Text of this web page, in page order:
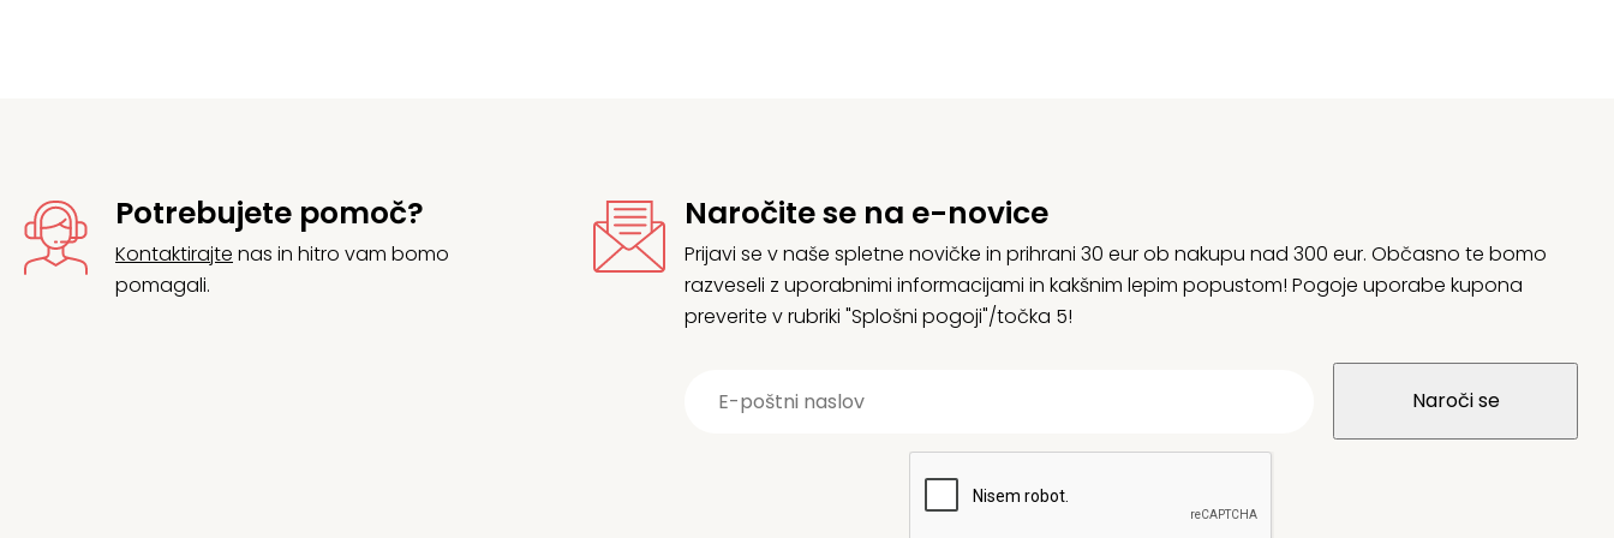
Potrebujete pomoč?
Kontaktirajte nas in hitro vam bomo
pomagali.
Naročite se na e-novice
Prijavi se v naše spletne novičke in prihrani 30 eur ob nakupu nad 300 eur. Občasno te bomo
razveseli z uporabnimi informacijami in kakšnim lepim popustom! Pogoje uporabe kupona
preverite v rubriki "Splošni pogoji"/točka 5!